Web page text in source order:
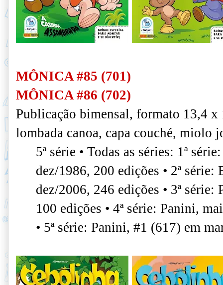
MÔNICA #85 (701)
MÔNICA #86 (702)
Publicação bimensal, formato 13,4 x
lombada canoa, capa couché, miolo
5ª série • Todas as séries: 1ª
dez/1986, 200 edições • 2ª
dez/2006, 246 edições • 3ª
100 edições • 4ª série: Panini,
• 5ª série: Panini, #1 (617) em